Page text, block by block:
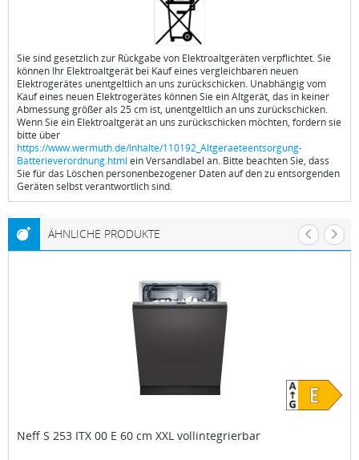
Sie sind gesetzlich zur Rückgabe von Elektroaltgeräten verpflichtet. Sie
können Ihr Elektroaltgerät bei Kauf eines vergleichbaren neuen
Elektrogerätes unentgeltlich an uns zurückschicken. Unabhängig vom
Kauf eines neuen Elektrogerätes können Sie ein Altgerät, das in keiner
Abmessung größer als 25 cm ist, unentgeltlich an uns zurückschicken.
Wenn Sie ein Elektroaltgerät an uns zurückschicken möchten, fordern sie
bitte über
https://www.wermuth.de/Inhalte/110192_Altgeraeteentsorgung-
Batterieverordnung.html ein Versandlabel an. Bitte beachten Sie, dass
Sie für das Löschen personenbezogener Daten auf den zu entsorgenden
Geräten selbst verantwortlich sind.
ÄHNLICHE PRODUKTE
Neff S 253 ITX 00 E 60 cm XXL vollintegrierbar